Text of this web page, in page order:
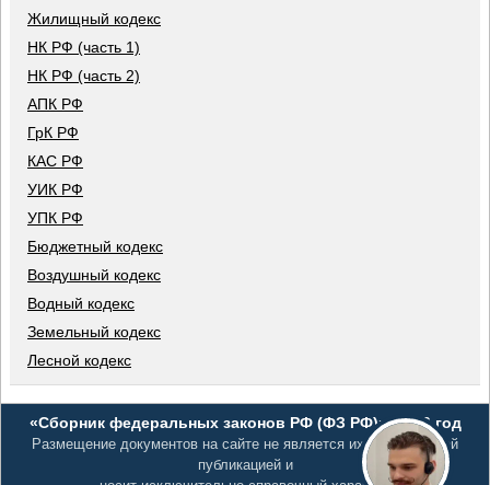
Жилищный кодекс
НК РФ (часть 1)
НК РФ (часть 2)
АПК РФ
ГрК РФ
КАС РФ
УИК РФ
УПК РФ
Бюджетный кодекс
Воздушный кодекс
Водный кодекс
Земельный кодекс
Лесной кодекс
«Сборник федеральных законов РФ (ФЗ РФ)», 2026 год
Размещение документов на сайте не является их официальной
публикацией и